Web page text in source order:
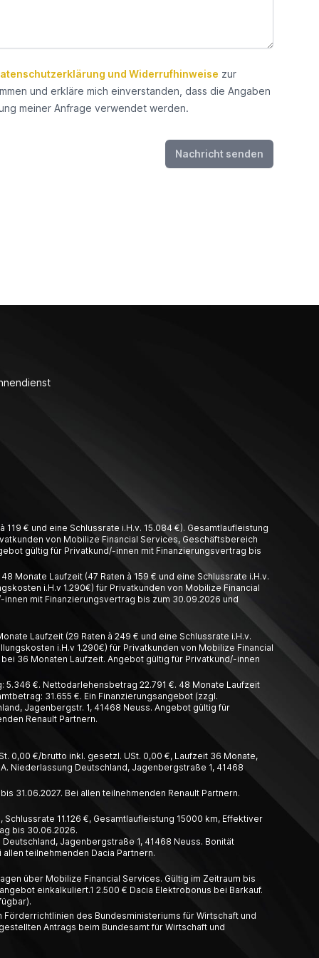
und Widerrufhinweise zur
und erkläre mich einverstanden, dass die Angaben
meiner Anfrage verwendet werden.
€ und eine Schlussrate i.H.v. 15.084 €). Gesamtlaufleistung
von Mobilize Financial Services, Geschäftsbereich
gültig für Privatkund/-innen mit Finanzierungsvertrag bis
Monate Laufzeit (47 Raten à 159 € und eine Schlussrate i.H.v.
i.H.v 1.290€) für Privatkunden von Mobilize Financial
mit Finanzierungsvertrag bis zum 30.09.2026 und
Laufzeit (29 Raten à 249 € und eine Schlussrate i.H.v.
i.H.v 1.290€) für Privatkunden von Mobilize Financial
36 Monaten Laufzeit. Angebot gültig für Privatkund/-innen
5.346 €. Nettodarlehensbetrag 22.791 €. 48 Monate Laufzeit
31.655 €. Ein Finanzierungsangebot (zzgl.
Jagenbergstr. 1, 41468 Neuss. Angebot gültig für
Renault Partnern.
0,00 €/brutto inkl. gesetzl. USt. 0,00 €, Laufzeit 36 Monate,
Nieder­lassung Deutschland, Jagen­berg­straße 1, 41468
31.06.2027. Bei allen teilnehmenden Renault Partnern.
11.126 €, Gesamtlaufleistung 15000 km, Effektiver
bis 30.06.2026.
Jagenbergstraße 1, 41468 Neuss. Bonität
teilnehmenden Dacia Partnern.
über Mobilize Financial Services. Gültig im Zeitraum bis
einkalkuliert.1 2.500 € Dacia Elektrobonus bei Barkauf.
des Bundesministeriums für Wirtschaft und
Antrags beim Bundesamt für Wirtschaft und